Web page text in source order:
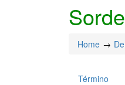
Home
Término